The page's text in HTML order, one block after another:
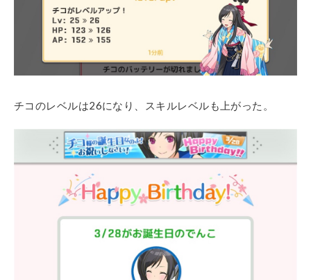
チコのレベルは26になり、スキルレベルも上がった。